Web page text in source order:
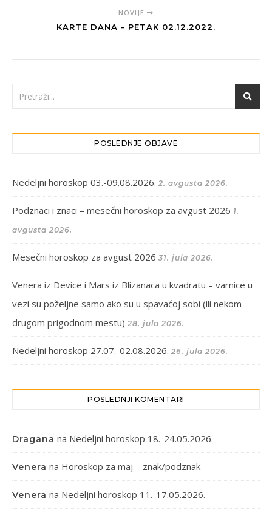
NOVIJE
KARTE DANA - PETAK 02.12.2022.
POSLEDNJE OBJAVE
Nedeljni horoskop 03.-09.08.2026. 2. avgusta 2026.
Podznaci i znaci – mesečni horoskop za avgust 2026 1.
avgusta 2026.
Mesečni horoskop za avgust 2026 31. jula 2026.
Venera iz Device i Mars iz Blizanaca u kvadratu – varnice u
vezi su poželjne samo ako su u spavaćoj sobi (ili nekom
drugom prigodnom mestu) 28. jula 2026.
Nedeljni horoskop 27.07.-02.08.2026. 26. jula 2026.
POSLEDNJI KOMENTARI
Dragana na Nedeljni horoskop 18.-24.05.2026.
Venera na Horoskop za maj – znak/podznak
Venera na Nedeljni horoskop 11.-17.05.2026.